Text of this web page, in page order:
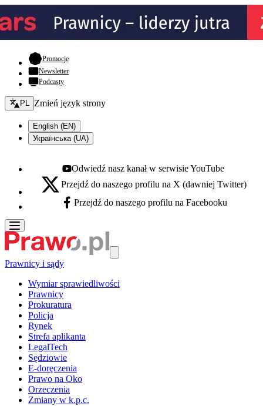
Promocje- otwiera się w nowej karcie
Newsletter
Podcasty
Zmień język - bieżący:
PL Zmień język strony
English (EN)
Українська (UA)
Youtube - otwiera się w nowej karcie
Odwiedź nasz kanał w serwisie YouTube
X - otwiera się w nowej karcie
Przejdź do naszego profilu na X (dawniej Twitter)
Facebook - otwiera się w nowej karcie
Przejdź do naszego profilu na Facebooku
Prawnicy i sądy
Wymiar sprawiedliwości
Prawnicy
Prokuratura
Policja
Rynek
Strefa aplikanta
LegalTech
Sędziowie
E-doręczenia
Prawo na Oko
Orzeczenia
Zmiany w k.p.c.